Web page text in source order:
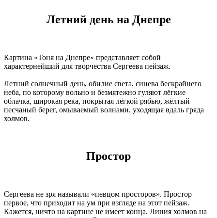
Летний день на Днепре
Картина «Тоня на Днепре» представляет собой
характернейший для творчества Сергеева пейзаж.
Летний солнечный день, обилие света, синева бескрайнего
неба, по которому вольно и безмятежно гуляют лёгкие
облачка, широкая река, покрытая лёгкой рябью, жёлтый
песчаный берег, омываемый волнами, уходящая вдаль гряда
холмов.
Простор
Сергеева не зря называли «певцом просторов». Простор –
первое, что приходит на ум при взгляде на этот пейзаж.
Кажется, ничто на картине не имеет конца. Линия холмов на